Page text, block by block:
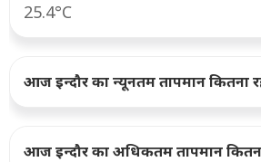
25.4°C
आज इन्दौर का न्यूनतम तापमान कितना
आज इन्दौर का अधिकतम तापमान